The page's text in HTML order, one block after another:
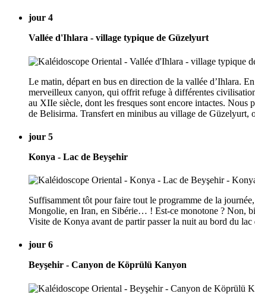
jour 4
Vallée d'Ihlara - village typique de Güzelyurt
Le matin, départ en bus en direction de la vallée d’Ihlara.
merveilleux canyon, qui offrit refuge à différentes
au XIIe siècle, dont les fresques sont encore intactes. Nous
de Belisirma. Transfert en minibus au village de Güzelyurt,
jour 5
Konya - Lac de Beyşehir
Suffisamment tôt pour faire tout le programme de la
Mongolie, en Iran, en Sibérie… ! Est-ce monotone ? Non,
Visite de Konya avant de partir passer la nuit au bord du
jour 6
Beyşehir - Canyon de Köprülü Kanyon